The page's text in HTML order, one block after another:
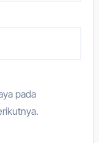
pada